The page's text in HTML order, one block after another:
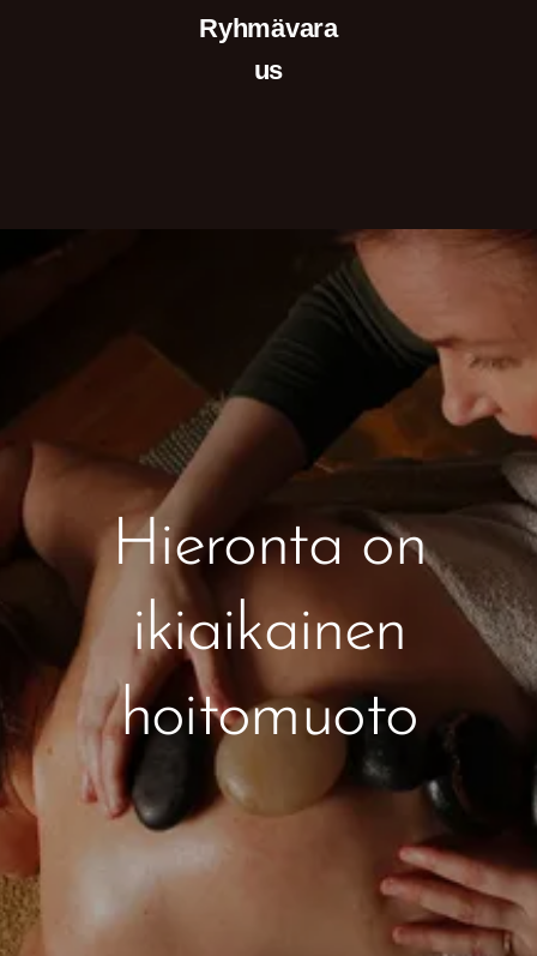
Ryhmävara
us
Hieronta on
ikiaikainen
hoitomuoto